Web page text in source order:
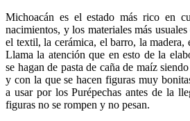
Michoacán es el estado más rico en
nacimientos, y los materiales más
el textil, la cerámica, el barro, la madera,
Llama la atención que en esto de la
se hagan de pasta de caña de maíz
y con la que se hacen figuras muy
a usar por los Purépechas antes de la
figuras no se rompen y no pesan.